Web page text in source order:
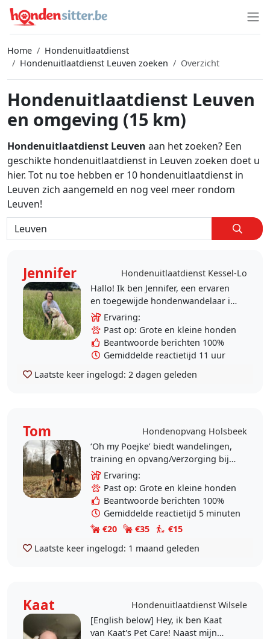
Home
Hondenuitlaatdienst
Hondenuitlaatdienst Leuven zoeken
Overzicht
Hondenuitlaatdienst Leuven
en omgeving (15 km)
Hondenuitlaatdienst Leuven aan het zoeken? Een
geschikte hondenuitlaatdienst in Leuven zoeken doet u
hier. Tot nu toe hebben er 10 hondenuitlaatdienst in
Leuven zich aangemeld en nog veel meer rondom
Leuven!
Jennifer
Hondenuitlaatdienst Kessel-Lo
Hallo! Ik ben Jennifer, een ervaren
en toegewijde hondenwandelaar in
Leuven. Als Chief Animal Officer
van OSTA, een
dierenbeschermingsorganisatie,..
Ervaring:
Past op: Grote en kleine honden
Beantwoorde berichten 100%
Gemiddelde reactietijd 11 uur
Laatste keer ingelogd: 2 dagen geleden
Tom
Hondenopvang Holsbeek
‘Oh my Poejke’ biedt wandelingen,
training en opvang/verzorging bij u
thuis aan in de regio groot Leuven
- Aarschot. Uiteraard denken we
steeds..
Ervaring:
Past op: Grote en kleine honden
Beantwoorde berichten 100%
Gemiddelde reactietijd 5 minuten
€20
€35
€15
Laatste keer ingelogd: 1 maand geleden
Kaat
Hondenuitlaatdienst Wilsele
[English below] Hey, ik ben Kaat
van Kaat's Pet Care! Naast mijn